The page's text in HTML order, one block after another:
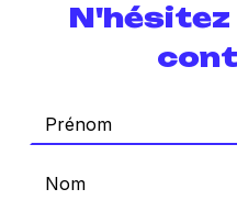
N'hésitez